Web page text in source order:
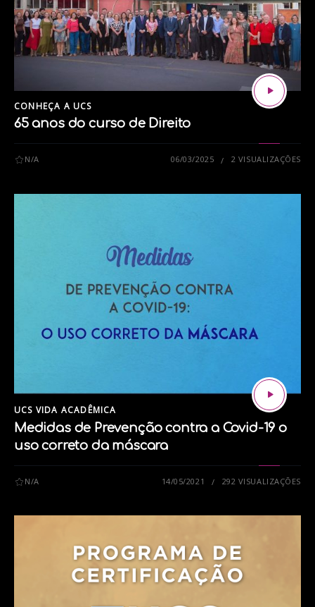
CONHEÇA A UCS
65 anos do curso de Direito
N/A 06/03/2025 2 VISUALIZAÇÕES
UCS VIDA ACADÊMICA
Medidas de Prevenção contra a Covid-19 o
uso correto da máscara
N/A 14/05/2021 292 VISUALIZAÇÕES